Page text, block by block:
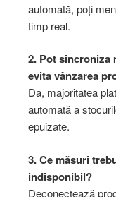
automată, poți
timp real.
2. Pot sincroniza
evita vânzarea
Da, majoritatea
automată a
epuizate.
3. Ce măsuri
indisponibil?
Deconectează